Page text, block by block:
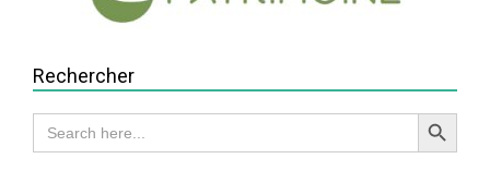
Rechercher
Search
for:
Search Button